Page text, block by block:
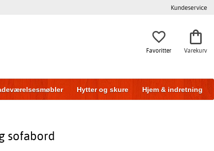
Kundeservice
Favoritter Varekurv
Hytter og skure Hjem & indretning
sofabord